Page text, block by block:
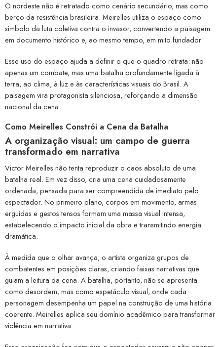
O nordeste não é retratado como cenário secundário, mas como
berço da resistência brasileira. Meirelles utiliza o espaço como
símbolo da luta coletiva contra o invasor, convertendo a paisagem
em documento histórico e, ao mesmo tempo, em mito fundador.
Esse uso do espaço ajuda a definir o que o quadro retrata: não
apenas um combate, mas uma batalha profundamente ligada à
terra, ao clima, à luz e às características visuais do Brasil. A
paisagem vira protagonista silenciosa, reforçando a dimensão
nacional da cena.
Como Meirelles Constrói a Cena da Batalha
A organização visual: um campo de guerra
transformado em narrativa
Victor Meirelles não tenta reproduzir o caos absoluto de uma
batalha real. Em vez disso, cria uma cena cuidadosamente
ordenada, pensada para ser compreendida de imediato pelo
espectador. No primeiro plano, corpos em movimento, armas
erguidas e gestos tensos formam uma massa visual intensa,
estabelecendo o impacto inicial da obra e transmitindo energia
dramática.
À medida que o olhar avança, o artista organiza grupos de
combatentes em posições claras, criando faixas narrativas que
guiam a leitura da cena. A batalha, portanto, não se apresenta
como desordem, mas como espetáculo visual, onde cada
personagem desempenha um papel na construção de uma história
coerente. Meirelles aplica seu domínio acadêmico para transformar
violência em narrativa.